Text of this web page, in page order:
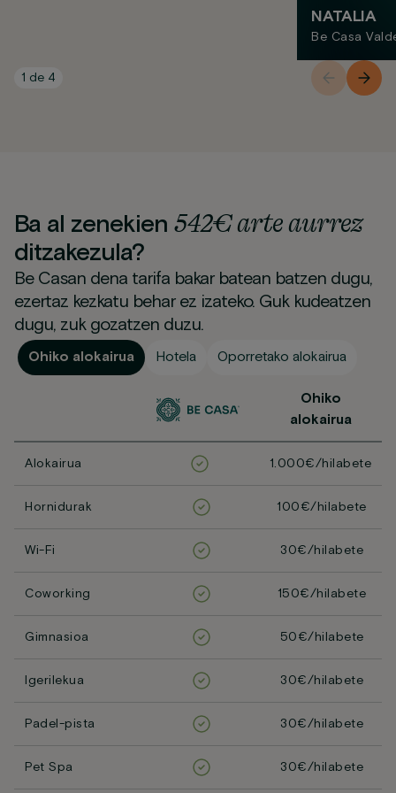
NATALIA
Be Casa
1 de 4
Ba al zenekien 542€ arte aurrez
ditzakezula?
Be Casan dena tarifa bakar batean batzen dugu,
ezertaz kezkatu behar ez izateko. Guk kudeatzen
dugu, zuk gozatzen duzu.
Ohiko alokairua Hotela Oporretako alokairua
Ohiko
alokairua
Alokairua 1.000€/hilabete
Hornidurak 100€/hilabete
Wi-Fi 30€/hilabete
Coworking 150€/hilabete
Gimnasioa 50€/hilabete
Igerilekua 30€/hilabete
Padel-pista 30€/hilabete
Pet Spa 30€/hilabete